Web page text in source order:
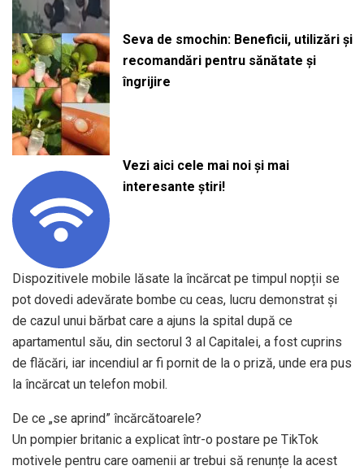
Seva de smochin: Beneficii, utilizări și
recomandări pentru sănătate și
îngrijire
Vezi aici cele mai noi și mai
interesante știri!
Dispozitivele mobile lăsate la încărcat pe timpul nopții se
pot dovedi adevărate bombe cu ceas, lucru demonstrat și
de cazul unui bărbat care a ajuns la spital după ce
apartamentul său, din sectorul 3 al Capitalei, a fost cuprins
de flăcări, iar incendiul ar fi pornit de la o priză, unde era pus
la încărcat un telefon mobil.
De ce „se aprind” încărcătoarele?
Un pompier britanic a explicat într-o postare pe TikTok
motivele pentru care oamenii ar trebui să renunțe la acest